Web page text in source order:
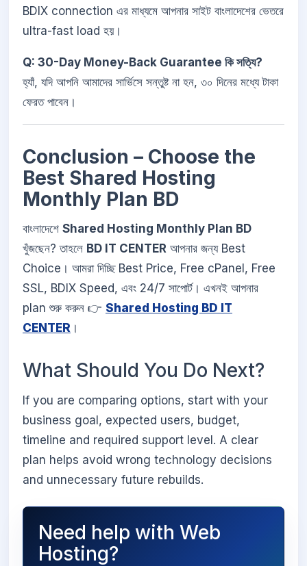
BDIX connection এর মাধ্যমে আপনার সাইট বাংলাদেশের ভেতরে
ultra-fast load হয়।
Q: 30-Day Money-Back Guarantee কি সত্যি?
হ্যাঁ, যদি আপনি আমাদের সার্ভিসে সন্তুষ্ট না হন, ৩০ দিনের মধ্যে টাকা
ফেরত পাবেন।
Conclusion – Choose the
Best Shared Hosting
Monthly Plan BD
বাংলাদেশে Shared Hosting Monthly Plan BD
খুঁজছেন? তাহলে BD IT CENTER আপনার জন্য Best
Choice। আমরা দিচ্ছি Best Price, Free cPanel, Free
SSL, BDIX Speed, এবং 24/7 সাপোর্ট। এখনই আপনার
plan শুরু করুন 👉 Shared Hosting BD IT
CENTER ।
What Should You Do Next?
If you are comparing options, start with your
business goal, expected users, budget,
timeline and required support level. A clear
plan helps avoid wrong technology decisions
and unnecessary future rebuilds.
Need help with Web
Hosting?